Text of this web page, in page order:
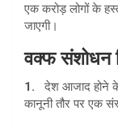
एक करोड़ लोगों के
जाएगी।
वक्फ संशोधन
1. देश आजाद होने
कानूनी तौर पर एक